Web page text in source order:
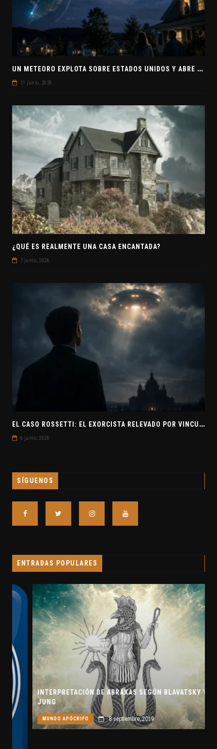
U
N METEORO EXPLOTA SOBRE ESTADOS UNIDOS Y ABRE LA PISTA DE POLAR-IM, UN POSIBLE VISITANTE INTERESTELAR
11 junio, 2026
¿QUÉ ES REALMENTE UNA CASA ENCANTADA?
7 junio, 2026
E
L CASO ROSSETTI: EL EXORCISTA RELEVADO POR VINCULAR OVNIS Y DEMONIOS
6 junio, 2026
SÍGUENOS
ENTRADAS POPULARES
INTERPRETACIÓN DE ABRAXAS SEGÚN BLAVATSKY Y
JUNG
MUNDO APÓCRIFO 8 septiembre, 2019